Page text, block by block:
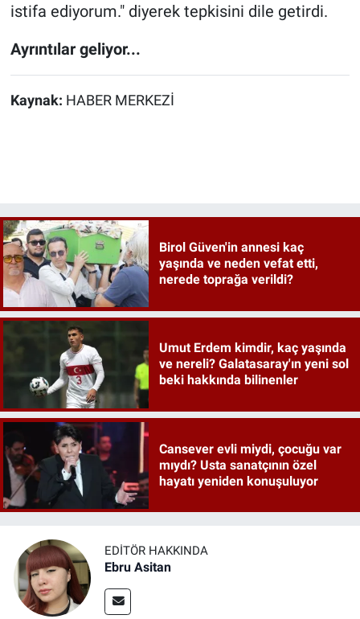
istifa ediyorum." diyerek tepkisini dile getirdi.
Ayrıntılar geliyor...
Kaynak: HABER MERKEZİ
Birol Güven'in annesi kaç
yaşında ve neden vefat etti,
nerede toprağa verildi?
Umut Erdem kimdir, kaç yaşında
ve nereli? Galatasaray'ın yeni sol
beki hakkında bilinenler
Cansever evli miydi, çocuğu var
mıydı? Usta sanatçının özel
hayatı yeniden konuşuluyor
EDITÖR HAKKINDA
Ebru Asitan